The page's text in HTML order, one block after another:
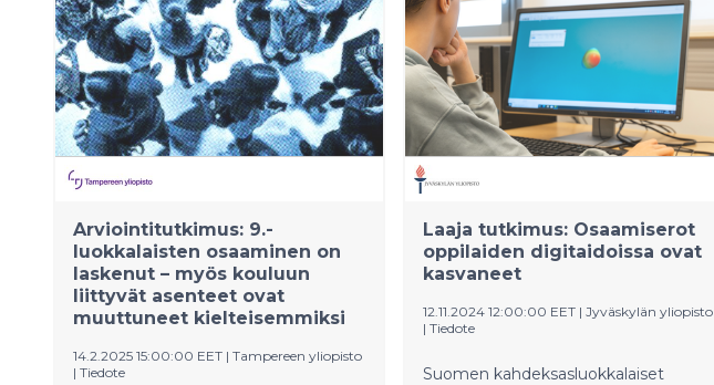
konfirmaatiokesään.
Arviointitutkimus: 9.-
luokkalaisten osaaminen on
laskenut – myös kouluun
liittyvät asenteet ovat
muuttuneet kielteisemmiksi
14.2.2025 15:00:00 EET | Tampereen yliopisto
| Tiedote
Laaja tutkimus: Osaamiserot
oppilaiden digitaidoissa ovat
kasvaneet
12.11.2024 12:00:00 EET | Jyväskylän yliopisto
| Tiedote
Suomen kahdeksasluokkalaiset